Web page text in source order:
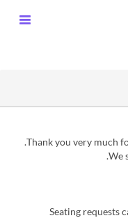
Thank you very much
We
• Seating